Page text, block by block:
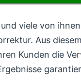
viele von
Aus
Kunden die